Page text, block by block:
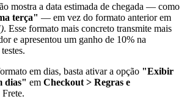
mostra a data estimada de chegada — como
terça" — em vez do formato anterior em
. Esse formato mais concreto transmite mais
e apresentou um ganho de 10% na
em dias, basta ativar a opção "Exibir
dias" em Checkout > Regras e